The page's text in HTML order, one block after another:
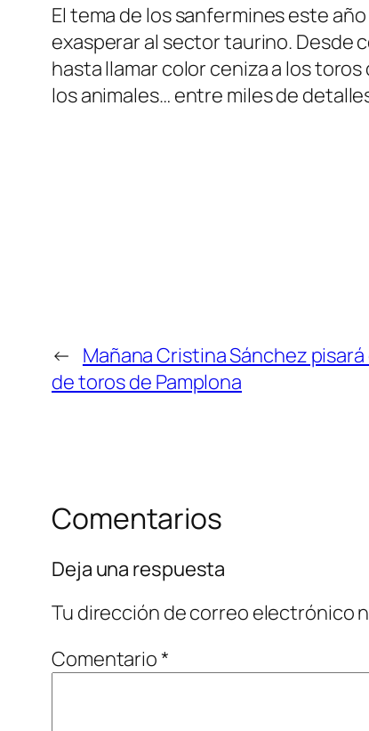
El tema de los sanfermines este
exasperar al sector taurino. Desde
hasta llamar color ceniza a los
los animales… entre miles de
← Mañana Cristina Sánchez
de toros de Pamplona
Comentarios
Deja una respuesta
Tu dirección de correo electrónico
Comentario*